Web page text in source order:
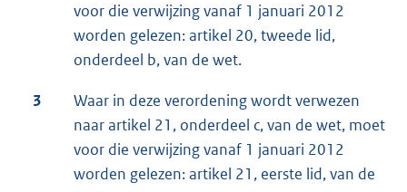
voor die verwijzing vanaf 1 januari 2012
worden gelezen: artikel 20, tweede lid,
onderdeel b, van de wet.
3
Waar in deze verordening wordt verwezen
naar artikel 21, onderdeel c, van de wet, moet
voor die verwijzing vanaf 1 januari 2012
worden gelezen: artikel 21, eerste lid, van de